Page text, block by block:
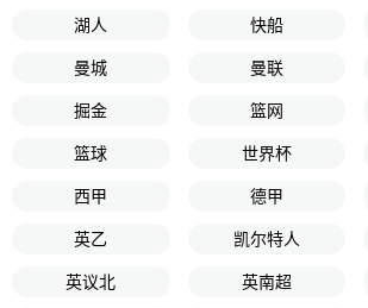
湖人 快船
曼城 曼联
掘金 篮网
篮球 世界杯
西甲 德甲
英乙 凯尔特人
英议北 英南超